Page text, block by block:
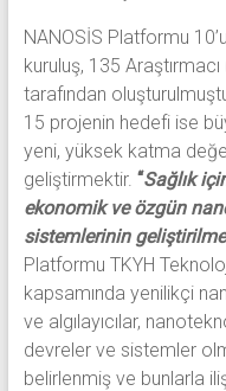
NANOSİS Platformu
kuruluş, 135
tarafından
15 projenin hedefi ise
yeni, yüksek katma
geliştirmektir. “Sağlık
ekonomik ve özgün
sistemlerinin
Platformu TKYH
kapsamında yenilikçi
ve algılayıcılar,
devreler ve sistemler
belirlenmiş ve bunlarla